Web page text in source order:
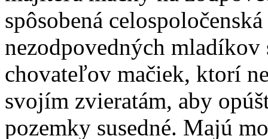
spôsobená
nezodpovedných
chovateľov mačiek, ktorí
svojím zvieratám, aby
pozemky susedné. Majú